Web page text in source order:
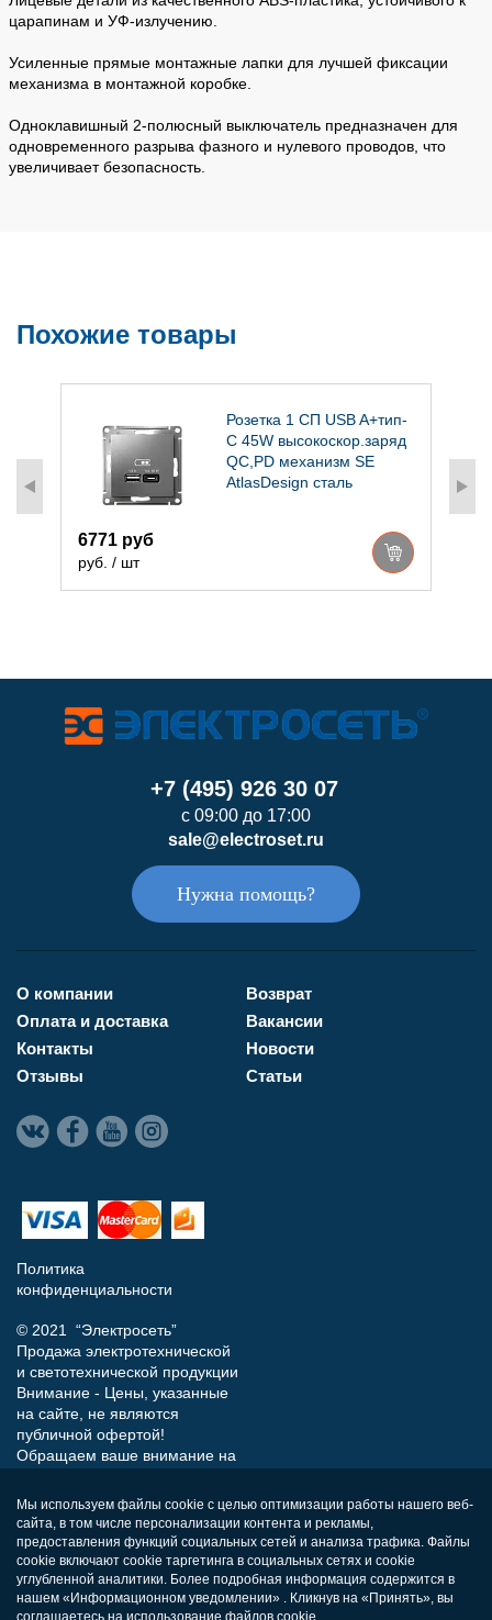
царапинам и УФ-излучению.
Усиленные прямые монтажные лапки для лучшей фиксации
механизма в монтажной коробке.
Одноклавишный 2-полюсный выключатель предназначен для
одновременного разрыва фазного и нулевого проводов, что
увеличивает безопасность.
Похожие товары
Розетка 1 СП USB A+тип-
С 45W высокоскор.заряд
QC,PD механизм SE
AtlasDesign сталь
6771 руб
руб. / шт
+7 (495) 926 30 07
с 09:00 до 17:00
sale@electroset.ru
Нужна помощь?
О компании
Оплата и доставка
Контакты
Отзывы
Возврат
Вакансии
Новости
Статьи
Политика
конфиденциальности
© 2021 “Электросеть”
Продажа электротехнической
и светотехнической продукции
Внимание - Цены, указанные
на сайте, не являются
публичной офертой!
Обращаем ваше внимание на
носит исключительно
информационный характер и
ни при каких условиях не
является публичной офертой,
определяемой положениями
Статьи 437 (п.2) Гражданского
Мы используем файлы cookie с целью оптимизации работы нашего веб-
сайта, в том числе персонализации контента и рекламы,
предоставления функций социальных сетей и анализа трафика. Файлы
cookie включают cookie таргетинга в социальных сетях и cookie
углубленной аналитики. Более подробная информация содержится в
нашем «Информационном уведомлении» . Кликнув на «Принять», вы
соглашаетесь на использование файлов cookie.